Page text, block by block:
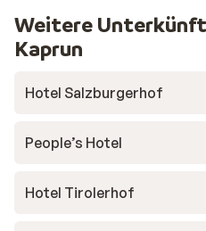
Weitere
Kaprun
Hotel Salzburgerhof
People’s Hotel
Hotel Tirolerhof